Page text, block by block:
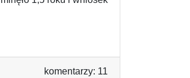
komentarzy: 11